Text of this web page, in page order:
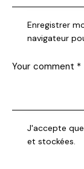
Enregistrer
navigateur
J'accepte
et stockées.